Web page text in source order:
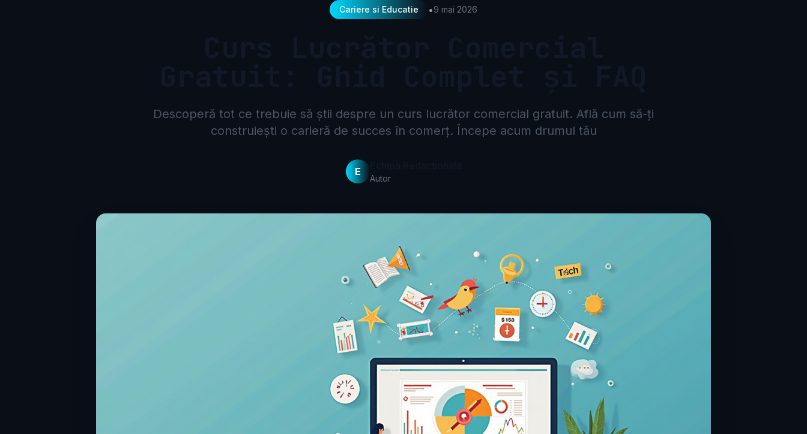
Cariere si Educatie •9 mai 2026
Descoperă tot ce trebuie să știi despre un curs lucrător comercial gratuit. Află cum să-ți
construiești o carieră de succes în comerț. Începe acum drumul tău
E
Autor